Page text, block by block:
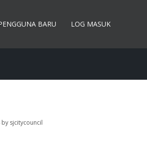
BARU LOG MASUK
by sjcitycouncil